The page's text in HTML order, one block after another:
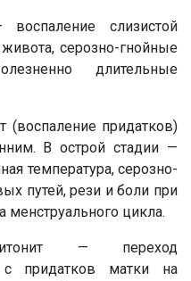
слизистой
серозно-гнойные
длительные
(воспаление придатков)
В острой стадии —
температура, серозно-
путей, рези и боли при
менструального цикла.
— переход
с придатков матки на